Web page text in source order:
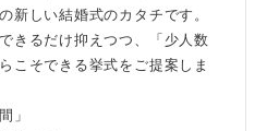
新しい結婚式のカタチです。
きるだけ抑えつつ、「少人数
こそできる挙式をご提案しま
」